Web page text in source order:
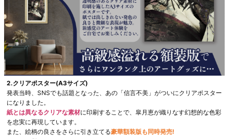
2.クリアポスター(A3サイズ)
発表当時、SNSでも話題となった、あの「信言不美」がついにクリアポスター
になりました。
紙とは異なるクリアな素材に印刷することで、皐月恵が織りなす幻想的な色彩
を忠実に再現しています。
また、絵柄の良さをさらに引き立てる豪華額装版も同時発売!